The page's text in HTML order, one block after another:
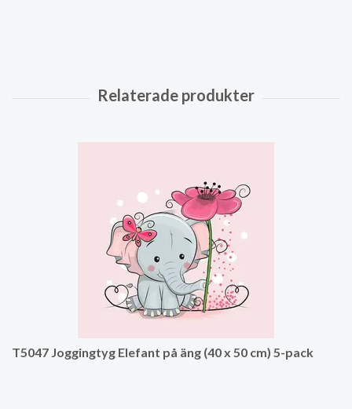
T5047 Joggingtyg Elefant på äng (40 x 50 cm) 5-pack